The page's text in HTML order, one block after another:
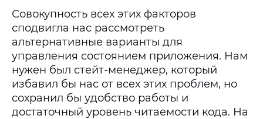
Совокупность всех этих факторов
сподвигла нас рассмотреть
альтернативные варианты для
управления состоянием приложения. Нам
нужен был стейт-менеджер, который
избавил бы нас от всех этих проблем, но
сохранил бы удобство работы и
достаточный уровень читаемости кода. На